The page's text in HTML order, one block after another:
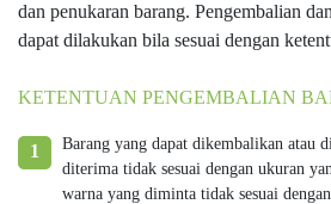
dan penukaran barang. Pengembalian
dapat dilakukan bila sesuai dengan
KETENTUAN PENGEMBALIAN
1
Barang yang dapat dikembalikan atau
diterima tidak sesuai dengan ukuran
warna yang diminta tidak sesuai